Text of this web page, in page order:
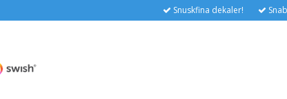
Snuskfina dekaler!